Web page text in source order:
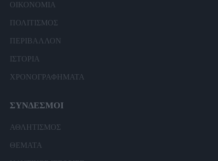
ΟΙΚΟΝΟΜΙΑ
ΠΟΛΙΤΙΣΜΟΣ
ΠΕΡΙΒΑΛΛΟΝ
ΙΣΤΟΡΙΑ
ΧΡΟΝΟΓΡΑΦΗΜΑΤΑ
ΣΥΝΔΕΣΜΟΙ
ΑΘΛΗΤΙΣΜΟΣ
ΘΕΜΑΤΑ